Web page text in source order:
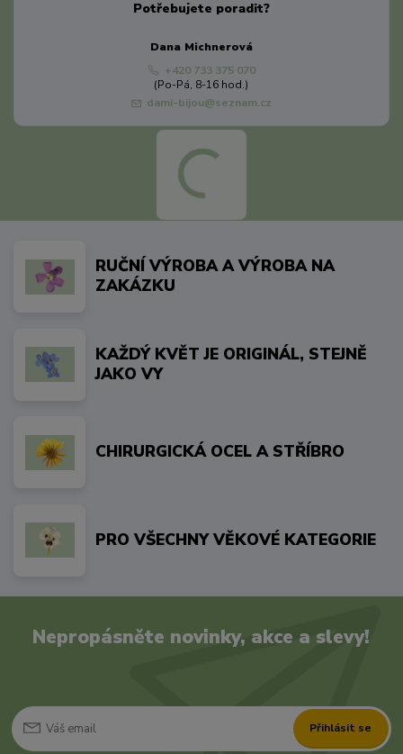
Potřebujete poradit?
Dana Michnerová
+420 733 375 070
(Po-Pá, 8-16 hod.)
dami-bijou@seznam.cz
RUČNÍ VÝROBA A VÝROBA NA
ZAKÁZKU
KAŽDÝ KVĚT JE ORIGINÁL, STEJNĚ
JAKO VY
CHIRURGICKÁ OCEL A STŘÍBRO
PRO VŠECHNY VĚKOVÉ KATEGORIE
Nepropásněte novinky, akce a slevy!
Přihlásit se